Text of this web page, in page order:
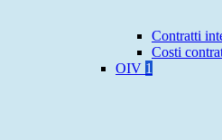
Contratti
Costi
OIV 1